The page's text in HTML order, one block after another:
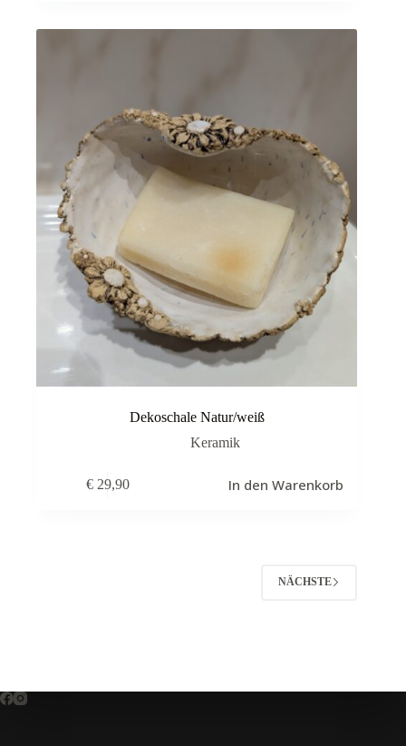
Dekoschale Natur/weiß
Keramik
€29,90 In den Warenkorb
NÄCHSTE